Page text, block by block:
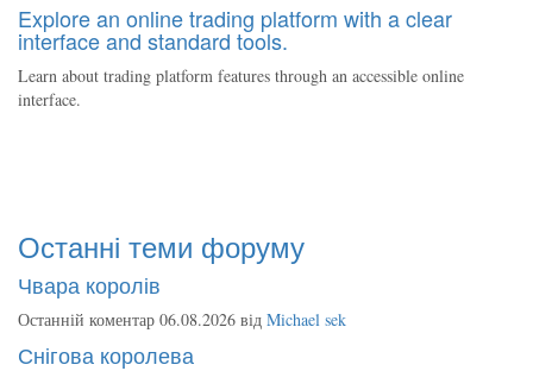
Explore an online trading platform with a clear
interface and standard tools.
Learn about trading platform features through an accessible online
interface.
Останні теми форуму
Чвара королів
Останній коментар 06.08.2026 від Michael sek
Снігова королева